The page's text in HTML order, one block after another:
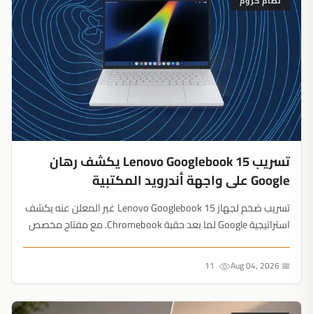
تسريب Lenovo Googlebook 15 يكشف رهان
Google على واجهة أندرويد المكتبية
تسريب ضخم لجهاز Lenovo Googlebook 15 غير المعلن عنه يكشف
استراتيجية Google لما بعد حقبة Chromebook. مع مفتاح مخصص
هذا الحاسوب منافسة أجهزة Windows الرائدة....📅 Aug 04, 2026